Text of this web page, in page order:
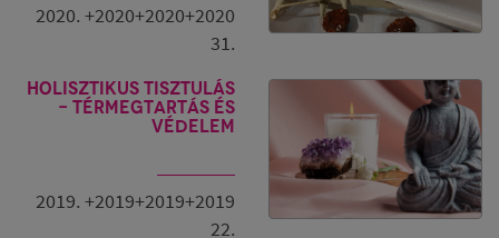
2020. +2020+2020+2020
31.
Holisztikus tisztulás
- Térmegtartás és
védelem
2019. +2019+2019+2019
22.